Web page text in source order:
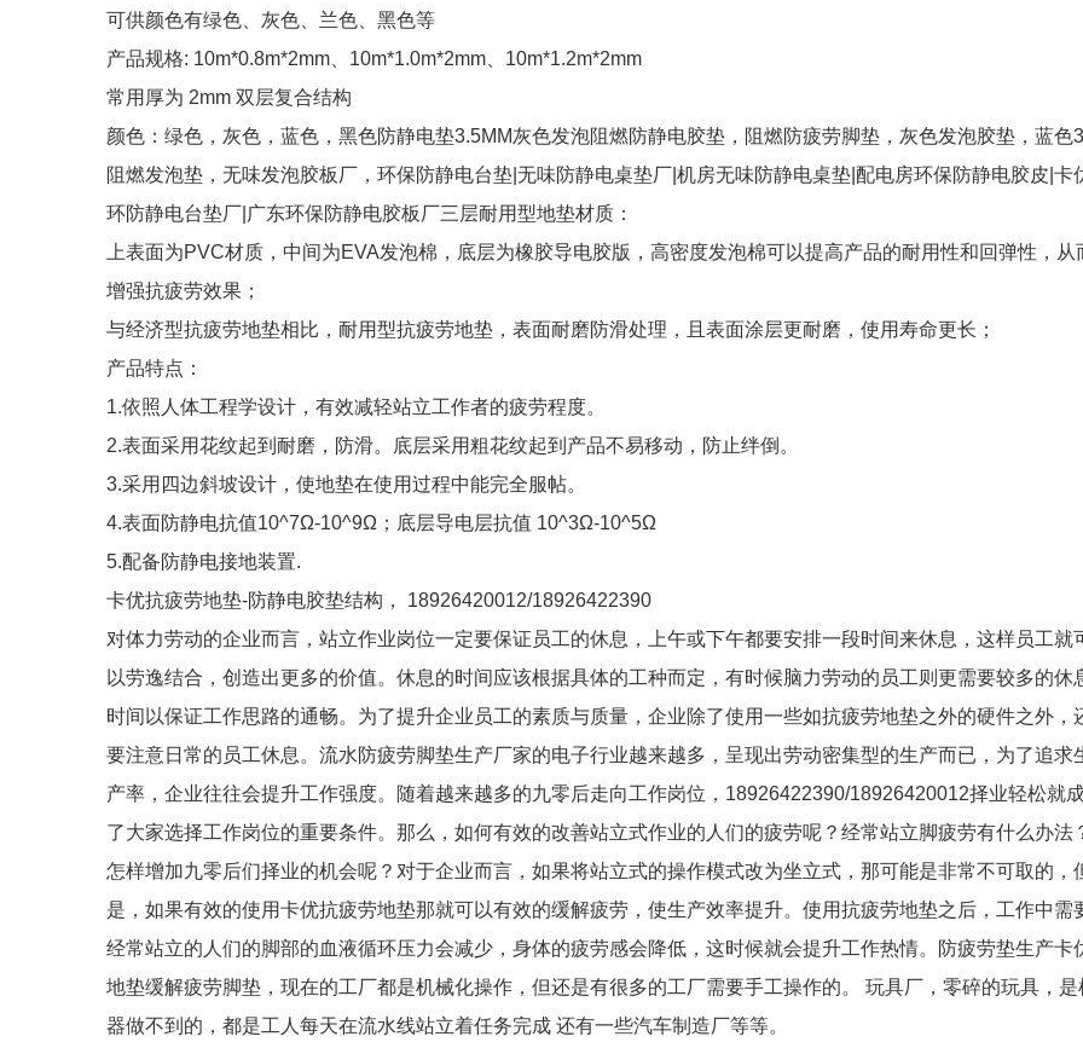
可供颜色有绿色、灰色、兰色、黑色等
产品规格: 10m*0.8m*2mm、10m*1.0m*2mm、10m*1.2m*2mm
常用厚为 2mm 双层复合结构
颜色：绿色，灰色，蓝色，黑色防静电垫3.5MM灰色发泡阻燃防静电胶垫，阻燃防疲劳脚垫，灰色发泡胶垫，蓝色
阻燃发泡垫，无味发泡胶板厂，环保防静电台垫|无味防静电桌垫厂|机房无味防静电桌垫|配电房环保防静电胶皮|卡
环防静电台垫厂|广东环保防静电胶板厂三层耐用型地垫材质：
上表面为PVC材质，中间为EVA发泡棉，底层为橡胶导电胶版，高密度发泡棉可以提高产品的耐用性和回弹性，从
增强抗疲劳效果；
与经济型抗疲劳地垫相比，耐用型抗疲劳地垫，表面耐磨防滑处理，且表面涂层更耐磨，使用寿命更长；
产品特点：
1.依照人体工程学设计，有效减轻站立工作者的疲劳程度。
2.表面采用花纹起到耐磨，防滑。底层采用粗花纹起到产品不易移动，防止绊倒。
3.采用四边斜坡设计，使地垫在使用过程中能完全服帖。
4.表面防静电抗值10^7Ω-10^9Ω；底层导电层抗值 10^3Ω-10^5Ω
5.配备防静电接地装置.
卡优抗疲劳地垫-防静电胶垫结构， 18926420012/18926422390
对体力劳动的企业而言，站立作业岗位一定要保证员工的休息，上午或下午都要安排一段时间来休息，这样员工就
以劳逸结合，创造出更多的价值。休息的时间应该根据具体的工种而定，有时候脑力劳动的员工则更需要较多的休
时间以保证工作思路的通畅。为了提升企业员工的素质与质量，企业除了使用一些如抗疲劳地垫之外的硬件之外，
要注意日常的员工休息。流水防疲劳脚垫生产厂家的电子行业越来越多，呈现出劳动密集型的生产而已，为了追求
产率，企业往往会提升工作强度。随着越来越多的九零后走向工作岗位，18926422390/18926420012择业轻松就
了大家选择工作岗位的重要条件。那么，如何有效的改善站立式作业的人们的疲劳呢？经常站立脚疲劳有什么办法
怎样增加九零后们择业的机会呢？对于企业而言，如果将站立式的操作模式改为坐立式，那可能是非常不可取的，
是，如果有效的使用卡优抗疲劳地垫那就可以有效的缓解疲劳，使生产效率提升。使用抗疲劳地垫之后，工作中需
经常站立的人们的脚部的血液循环压力会减少，身体的疲劳感会降低，这时候就会提升工作热情。防疲劳垫生产卡
地垫缓解疲劳脚垫，现在的工厂都是机械化操作，但还是有很多的工厂需要手工操作的。 玩具厂，零碎的玩具，是
器做不到的，都是工人每天在流水线站立着任务完成 还有一些汽车制造厂等等。